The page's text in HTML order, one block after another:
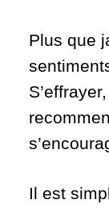
Plus que
Il est